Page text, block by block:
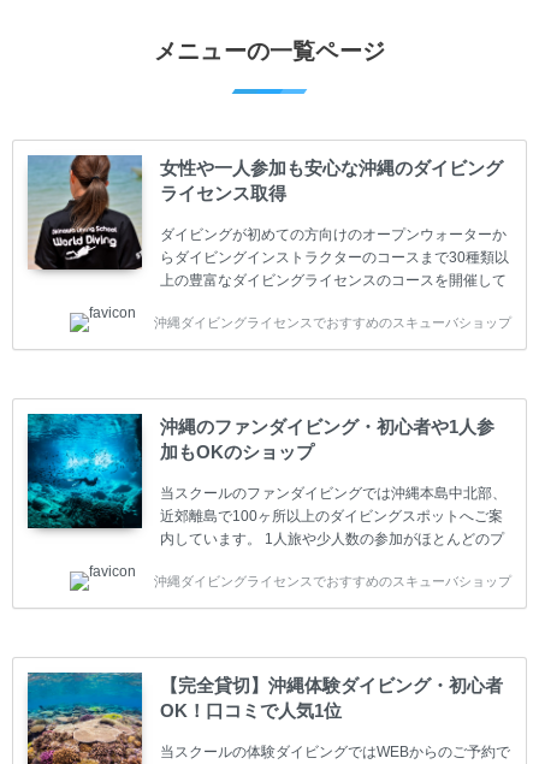
メニューの一覧ページ
女性や一人参加も安心な沖縄のダイビング
ライセンス取得
ダイビングが初めての方向けのオープンウォーターか
らダイビングインストラクターのコースまで30種類以
上の豊富なダイビングライセンスのコースを開催して
(TEC)のコースもご用意しています。 当スクールを受
講するお客様は一人参加などの少人数のご参加が最も
は年間を通じてキャンペーンを行っています。 ベーシ
ックダイバー(Cカード) 1日間+eラーニング 最安値キ
ャンペーン ￥22800(税込) ￥16800(税込) 器材 / 送
迎 / 保険 / 全て込み ダイビング...
沖縄ダイビングライセンスでおすすめのスキューバショップ
沖縄のファンダイビング・初心者や1人参
加もOKのショップ
当スクールのファンダイビングでは沖縄本島中北部、
近郊離島で100ヶ所以上のダイビングスポットへご案
内しています。 1人旅や少人数の参加がほとんどのプ
の方も安心して楽しめるようにリフレッシュダイビン
グコースもご用意しています。お1人様も初心者の方
ーター様はファンダイビングの全てのコース費が
10%OFF、フル器材レンタルが50%OFFになります。
沖縄本島周辺ビーチ・ファンダイビング ￥13800(税
込)【 2ビーチ 】 ウエイト / タンク / 送迎...
沖縄ダイビングライセンスでおすすめのスキューバショップ
【完全貸切】沖縄体験ダイビング・初心者
OK！口コミで人気1位
当スクールの体験ダイビングではWEBからのご予約で